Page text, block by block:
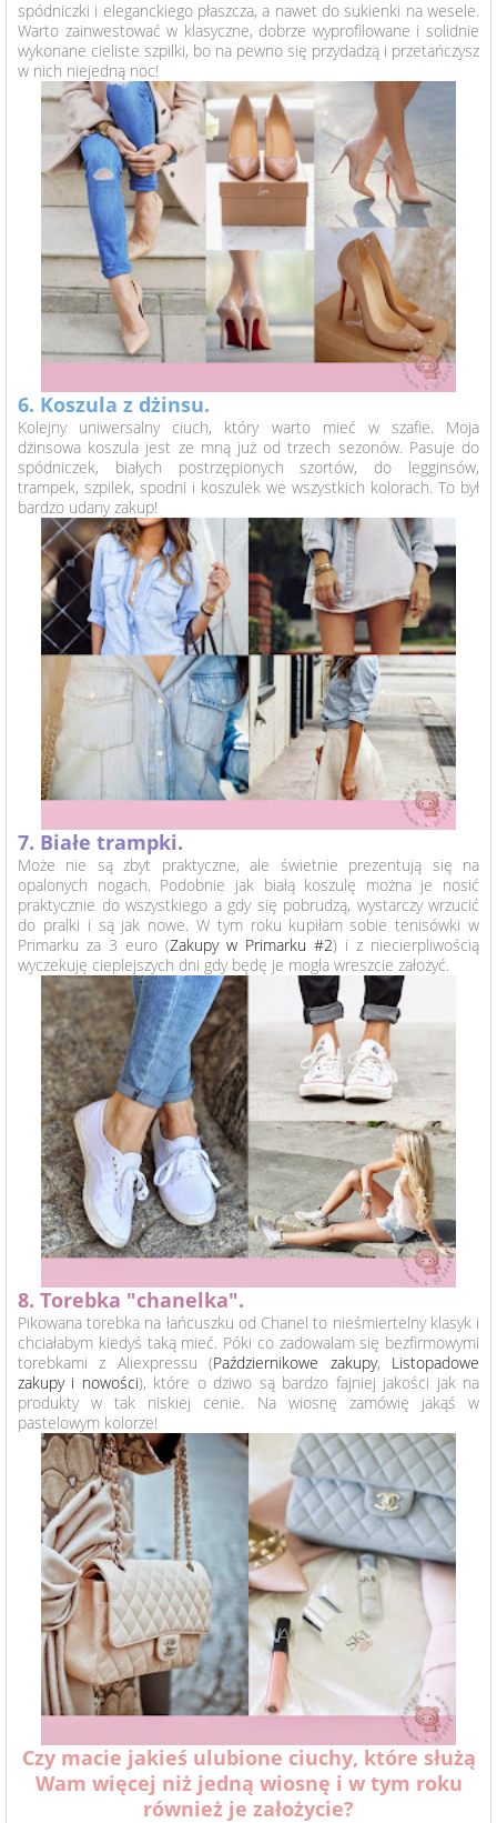
spódniczki i eleganckiego płaszcza, a nawet do sukienki na wesele.
Warto zainwestować w klasyczne, dobrze wyprofilowane i solidnie
wykonane cieliste szpilki, bo na pewno się przydadzą i przetańczysz
w nich niejedną noc!
6. Koszula z dżinsu.
Kolejny uniwersalny ciuch, który warto mieć w szafie. Moja
dżinsowa koszula jest ze mną już od trzech sezonów. Pasuje do
spódniczek, białych postrzępionych szortów, do legginsów,
trampek, szpilek, spodni i koszulek we wszystkich kolorach. To był
bardzo udany zakup!
7. Białe trampki.
Może nie są zbyt praktyczne, ale świetnie prezentują się na
opalonych nogach. Podobnie jak białą koszulę można je nosić
praktycznie do wszystkiego a gdy się pobrudzą, wystarczy wrzucić
do pralki i są jak nowe. W tym roku kupiłam sobie tenisówki w
Primarku za 3 euro (Zakupy w Primarku #2) i z niecierpliwością
wyczekuję cieplejszych dni gdy będę je mogła wreszcie założyć.
8. Torebka "chanelka".
Pikowana torebka na łańcuszku od Chanel to nieśmiertelny klasyk i
chciałabym kiedyś taką mieć. Póki co zadowalam się bezfirmowymi
torebkami z Aliexpressu (Październikowe zakupy, Listopadowe
zakupy i nowości), które o dziwo są bardzo fajniej jakości jak na
produkty w tak niskiej cenie. Na wiosnę zamówię jakąś w
pastelowym kolorze!
Czy macie jakieś ulubione ciuchy, które służą
Wam więcej niż jedną wiosnę i w tym roku
również je założycie?